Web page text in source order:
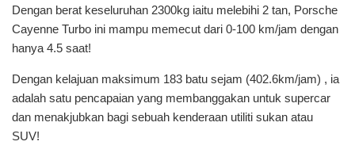
Dengan berat keseluruhan 2300kg iaitu melebihi 2 tan, Porsche
Cayenne Turbo ini mampu memecut dari 0-100 km/jam dengan
hanya 4.5 saat!
Dengan kelajuan maksimum 183 batu sejam (402.6km/jam) , ia
adalah satu pencapaian yang membanggakan untuk supercar
dan menakjubkan bagi sebuah kenderaan utiliti sukan atau
SUV!